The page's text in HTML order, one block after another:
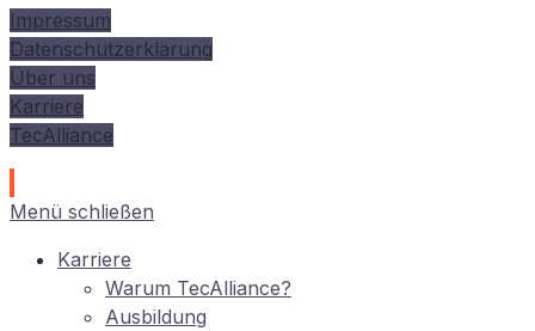
Impressum
Datenschutzerklärung
Über uns
Karriere
TecAlliance
Menü schließen
Kar­rie­re
War­um TecAlliance?
Aus­bil­dung